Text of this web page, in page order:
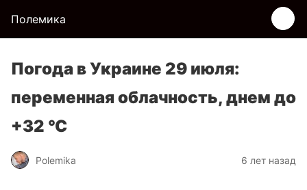
Полемика
Погода в Украине 29 июля:
переменная облачность, днем до
+32 °С
Polemika 6 лет назад